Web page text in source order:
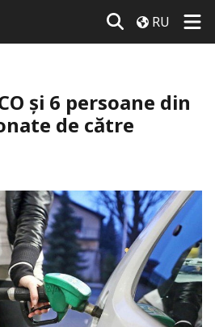
RU
și 6 persoane din
de către